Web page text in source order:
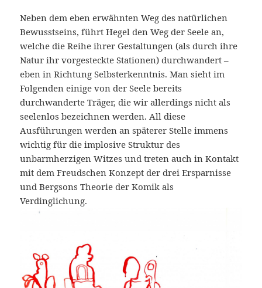
Neben dem eben erwähnten Weg des natürlichen
Bewusstseins, führt Hegel den Weg der Seele an,
welche die Reihe ihrer Gestaltungen (als durch ihre
Natur ihr vorgesteckte Stationen) durchwandert –
eben in Richtung Selbsterkenntnis. Man sieht im
Folgenden einige von der Seele bereits
durchwanderte Träger, die wir allerdings nicht als
seelenlos bezeichnen werden. All diese
Ausführungen werden an späterer Stelle immens
wichtig für die implosive Struktur des
unbarmherzigen Witzes und treten auch in Kontakt
mit dem Freudschen Konzept der drei Ersparnisse
und Bergsons Theorie der Komik als
Verdinglichung.